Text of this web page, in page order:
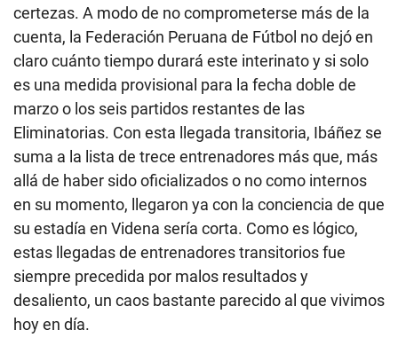
certezas. A modo de no comprometerse más de la
cuenta, la Federación Peruana de Fútbol no dejó en
claro cuánto tiempo durará este interinato y si solo
es una medida provisional para la fecha doble de
marzo o los seis partidos restantes de las
Eliminatorias. Con esta llegada transitoria, Ibáñez se
suma a la lista de trece entrenadores más que, más
allá de haber sido oficializados o no como internos
en su momento, llegaron ya con la conciencia de que
su estadía en Videna sería corta. Como es lógico,
estas llegadas de entrenadores transitorios fue
siempre precedida por malos resultados y
desaliento, un caos bastante parecido al que vivimos
hoy en día.